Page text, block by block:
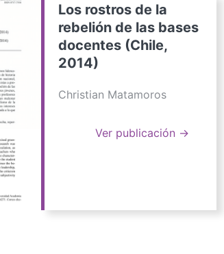
Los rostros de la
rebelión de las bases
docentes (Chile,
2014)
Christian Matamoros
Ver publicación →